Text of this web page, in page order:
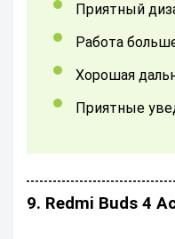
Приятный
работа
хорошая
приятные
9. Redmi Buds 4